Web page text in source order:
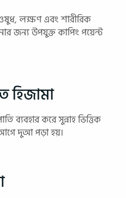
লক্ষণ এবং শারীরিক
জন্য উপযুক্ত কাপিং পয়েন্ট
হিজামা
ব্যবহার করে সুন্নাহ ভিত্তিক
আগে দুআ পড়া হয়।